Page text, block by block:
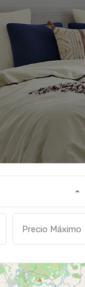
Precio Máximo
2